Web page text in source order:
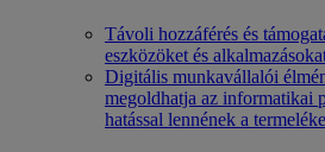
Távoli hozzáférés és
eszközöket és
Digitális munkavállalói
megoldhatja az informatikai
hatással lennének a